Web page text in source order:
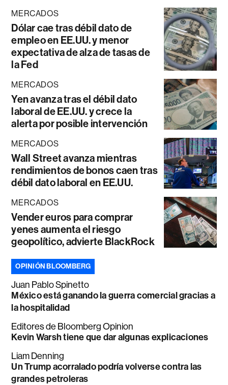
MERCADOS
Dólar cae tras débil dato de
empleo en EE.UU. y menor
expectativa de alza de tasas de
la Fed
MERCADOS
Yen avanza tras el débil dato
laboral de EE.UU. y crece la
alerta por posible intervención
MERCADOS
Wall Street avanza mientras
rendimientos de bonos caen tras
débil dato laboral en EE.UU.
MERCADOS
Vender euros para comprar
yenes aumenta el riesgo
geopolítico, advierte BlackRock
OPINIÓN BLOOMBERG
Juan Pablo Spinetto
México está ganando la guerra comercial gracias a
la hospitalidad
Editores de Bloomberg Opinion
Kevin Warsh tiene que dar algunas explicaciones
Liam Denning
Un Trump acorralado podría volverse contra las
grandes petroleras